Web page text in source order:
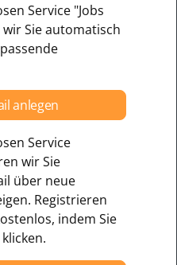
Service "Jobs
Sie automatisch
anlegen
Service
wir Sie
über neue
Registrieren
indem Sie